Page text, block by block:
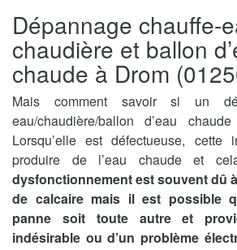
Dépannage chauffe-
chaudière et ballon
chaude à Drom
Mais comment savoir si un
eau/chaudière/ballon d’eau
Lorsqu’elle est défectueuse, cette
produire de l’eau chaude et
dysfonctionnement est souvent dû
de calcaire mais il est possible
panne soit toute autre et
indésirable ou d’un problème